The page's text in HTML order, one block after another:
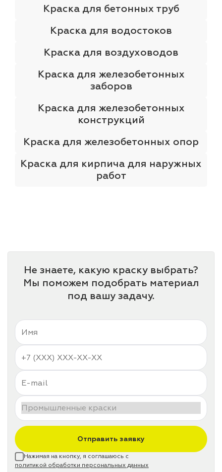
Краска для бетонных труб
Краска для водостоков
Краска для воздуховодов
Краска для железобетонных
заборов
Краска для железобетонных
конструкций
Краска для железобетонных опор
Краска для кирпича для наружных
работ
Не знаете, какую краску выбрать?
Мы поможем подобрать материал
под вашу задачу.
Отправить заявку
Нажимая на кнопку, я соглашаюсь с
политикой обработки персональных данных